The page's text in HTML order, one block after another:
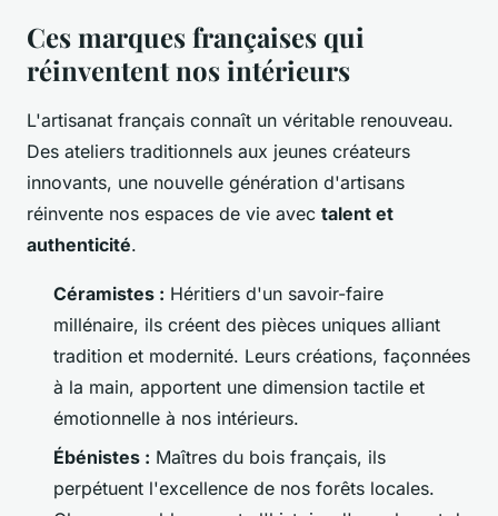
Ces marques françaises qui
réinventent nos intérieurs
L'artisanat français connaît un véritable renouveau.
Des ateliers traditionnels aux jeunes créateurs
innovants, une nouvelle génération d'artisans
réinvente nos espaces de vie avec talent et
authenticité.
Céramistes : Héritiers d'un savoir-faire
millénaire, ils créent des pièces uniques alliant
tradition et modernité. Leurs créations, façonnées
à la main, apportent une dimension tactile et
émotionnelle à nos intérieurs.
Ébénistes : Maîtres du bois français, ils
perpétuent l'excellence de nos forêts locales.